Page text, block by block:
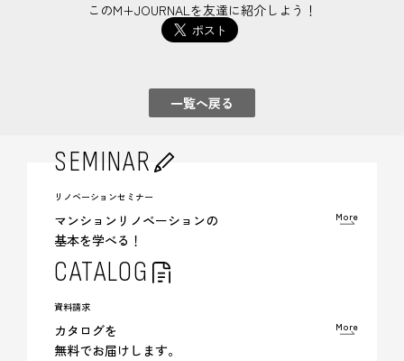
このM+JOURNALを友達に紹介しよう！
一覧へ戻る
SEMINAR
リノベーションセミナー
マンションリノベーションの
基本を学べる！
More
CATALOG
資料請求
カタログを
無料でお届けします。
More